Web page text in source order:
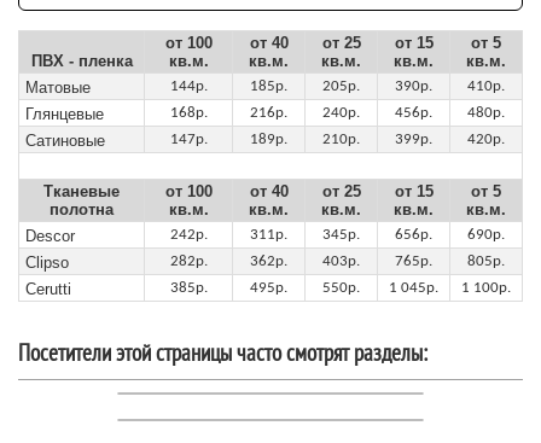
ПВХ - пленка
от 100
кв.м.
от 40
кв.м.
от 25
кв.м.
от 15
кв.м.
от 5
кв.м.
Матовые
144р. 185р. 205р. 390р. 410р.
Глянцевые 168р. 216р. 240р. 456р. 480р.
Сатиновые 147р. 189р. 210р. 399р. 420р.
Тканевые
полотна
от 100
кв.м.
от 40
кв.м.
от 25
кв.м.
от 15
кв.м.
от 5
кв.м.
Descor
242р. 311р. 345р. 656р. 690р.
Clipso 282р. 362р. 403р. 765р. 805р.
Cerutti 385р. 495р. 550р. 1 045р. 1 100р.
Посетители этой страницы часто смотрят разделы: